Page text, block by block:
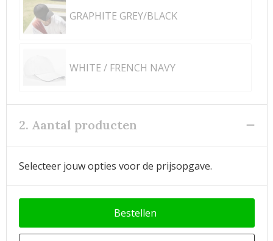
GRAPHITE GREY/BLACK
WHITE / FRENCH NAVY
2. Aantal producten
Selecteer jouw opties voor de prijsopgave.
Bestellen